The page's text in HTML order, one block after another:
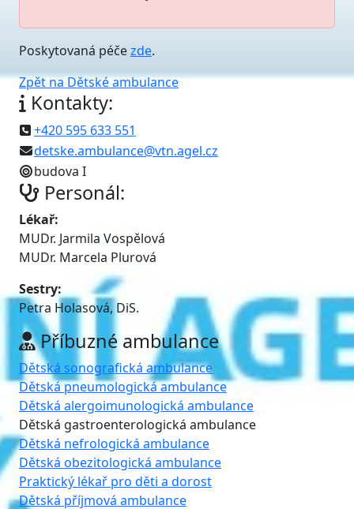
Poskytovaná péčezde.
Zpět na Dětské ambulance
Kontakty:
+420 595 633 551
detske.ambulance@vtn.agel.cz
budova I
Personál:
Lékař:
MUDr. Jarmila Vospělová
MUDr. Marcela Plurová
Sestry:
Petra Holasová, DiS.
Příbuzné ambulance
Dětská sonografická ambulance
Dětská pneumologická ambulance
Dětská alergoimunologická ambulance
Dětská gastroenterologická ambulance
Dětská nefrologická ambulance
Dětská obezitologická ambulance
Praktický lékař pro děti a dorost
Dětská příjmová ambulance